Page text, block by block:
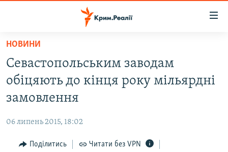
Перейти
основного
матеріалу
до
основної
Перейти
ВОДА.КРИМ
БЛОГИ
ПОГЛЯД
НОВИНИ
Севастопольським заводам
обіцяють до кінця року мільярдні
замовлення
06 липень 2015, 18:02
Поділитись Читати без VPN